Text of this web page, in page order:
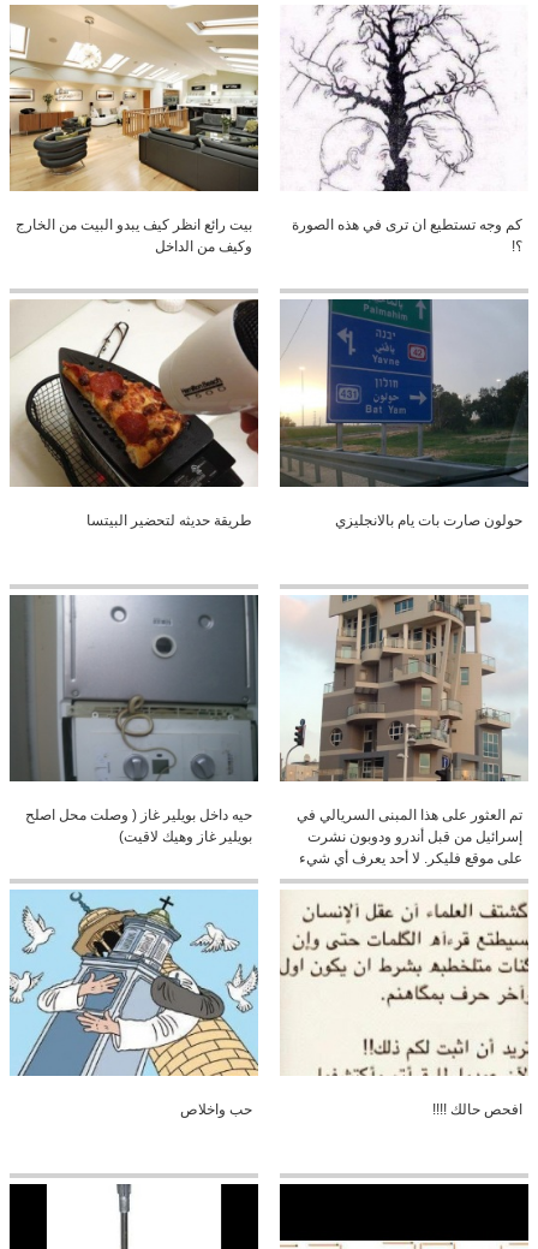
كم وجه تستطيع ان ترى في هذه الصورة
؟!
بيت رائع انظر كيف يبدو البيت من الخارج
وكيف من الداخل
حولون صارت بات يام بالانجليزي طريقة حديثه لتحضير البيتسا
تم العثور على هذا المبنى السريالي في
إسرائيل من قبل أندرو ودوبون نشرت
على موقع فليكر. لا أحد يعرف أي شيء
عن هذا المبنى أو المهندس المعماري؟
كنا نحب أن تشارك أكثر من عملهم
حيه داخل بويلير غاز ( وصلت محل اصلح
بويلير غاز وهيك لاقيت)
افحص حالك !!!! حب واخلاص